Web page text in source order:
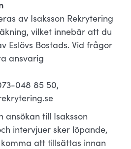
av Isaksson Rekrytering
vilket innebär att du
Eslövs Bostads. Vid frågor
ansvarig
048 85 50,
ansökan till Isaksson
intervjuer sker löpande,
att tillsättas innan